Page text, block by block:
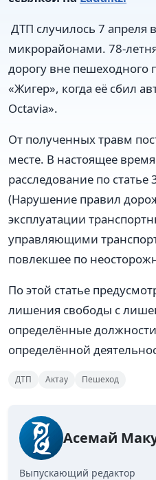
ДТП случилось 7 апреля
микрорайонами.
дорогу вне пешеходного
«Жигер», когда её сбил
Octavia».
От полученных травм
месте. В настоящее
расследование по статье
(Нарушение правил
эксплуатации
управляющими
повлекшее по
По этой статье
лишения свободы с
определённые
определённой
ДТП Актау Пешеход
Асемай
Выпускающий редактор